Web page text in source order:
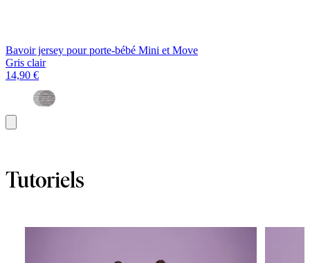
Bavoir jersey pour porte-bébé Mini et Move
Gris clair
14,90 €
au
Tutoriels